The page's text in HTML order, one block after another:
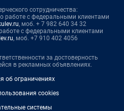
сотрудничества:
с федеральными клиентами
, моб. + 7 982 640 34 32
с федеральными клиентами
, моб. +7 910 402 4056
за достоверность
в рекламных объявлениях.
об ограничениях
cookies
системы